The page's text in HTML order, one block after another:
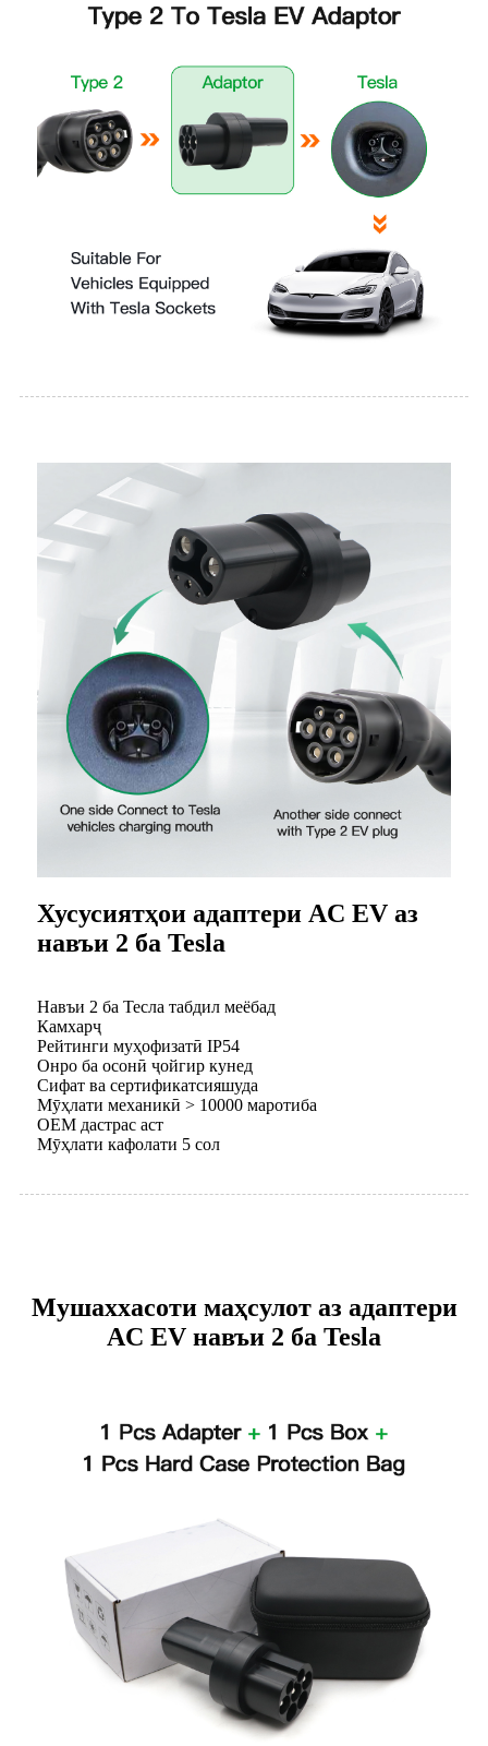
Хусусиятҳои адаптери AC EV аз
навъи 2 ба Tesla
Навъи 2 ба Тесла табдил меёбад
Камхарҷ
Рейтинги муҳофизатӣ IP54
Онро ба осонӣ ҷойгир кунед
Сифат ва сертификатсияшуда
Мӯҳлати механикӣ > 10000 маротиба
OEM дастрас аст
Мӯҳлати кафолати 5 сол
Мушаххасоти маҳсулот аз адаптери
AC EV навъи 2 ба Tesla